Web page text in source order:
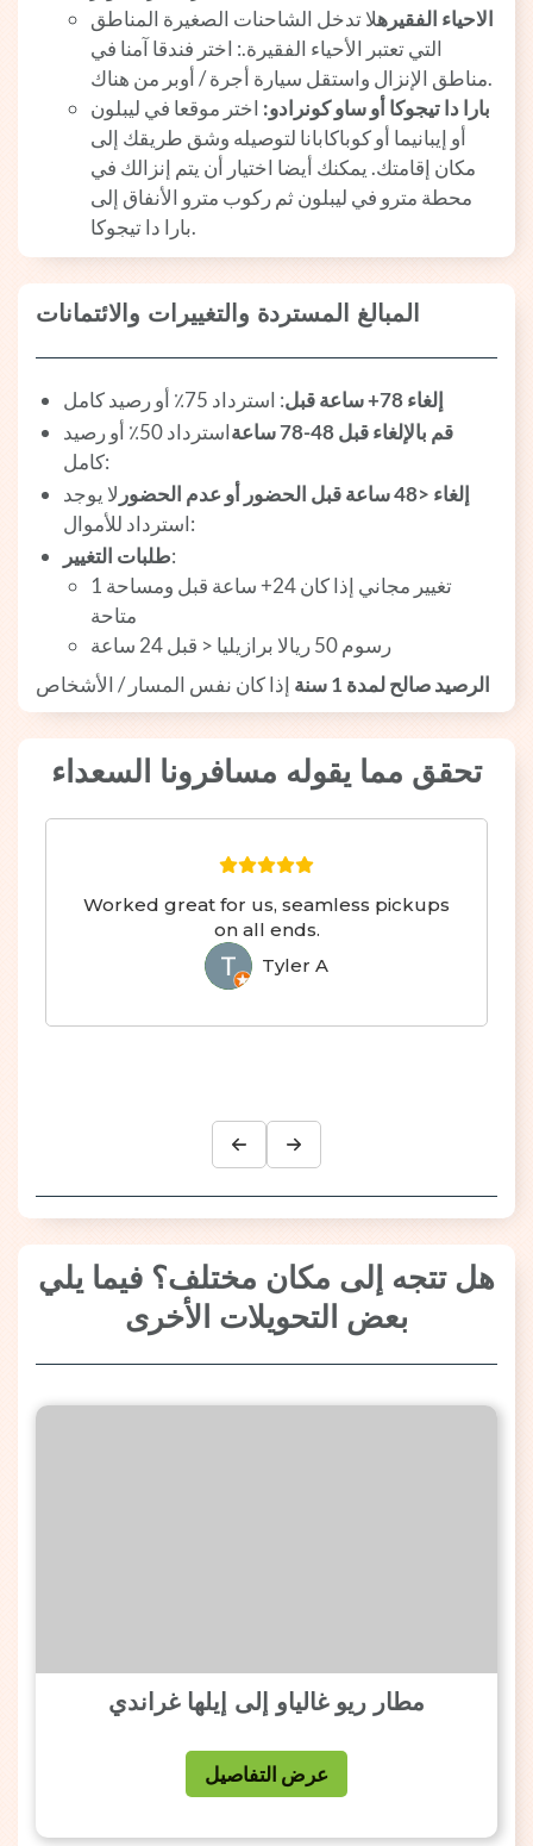
الاحياء الفقيرهلا تدخل الشاحنات الصغيرة المناطق
التي تعتبر الأحياء الفقيرة.: اختر فندقا آمنا في
مناطق الإنزال واستقل سيارة أجرة / أوبر من هناك.
بارا دا تيجوكا أو ساو كونرادو: اختر موقعا في ليبلون
أو إيبانيما أو كوباكابانا لتوصيله وشق طريقك إلى
مكان إقامتك. يمكنك أيضا اختيار أن يتم إنزالك في
محطة مترو في ليبلون ثم ركوب مترو الأنفاق إلى
بارا دا تيجوكا.
المبالغ المستردة والتغييرات والائتمانات
إلغاء 78+ ساعة قبل
: استرداد 75٪ أو رصيد كامل
قم بالإلغاء قبل 48-78 ساعة
استرداد 50٪ أو رصيد
كامل:
إلغاء <48 ساعة قبل الحضور أو عدم الحضور
لا يوجد
استرداد للأموال:
طلبات التغيير:
1 تغيير مجاني إذا كان 24+ ساعة قبل ومساحة
متاحة
رسوم 50 ريالا برازيليا < قبل 24 ساعة
الرصيد صالح لمدة 1 سنة
إذا كان نفس المسار / الأشخاص
تحقق مما يقوله مسافرونا السعداء
pickups
Seamless transfer from
هل تتجه إلى مكان مختلف؟ فيما يلي
بعض التحويلات الأخرى
مطار ريو غالياو إلى إيلها غراندي
عرض التفاصيل